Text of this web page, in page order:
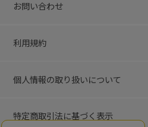
お問い合わせ
利用規約
個人情報の取り扱いについて
特定商取引法に基づく表示